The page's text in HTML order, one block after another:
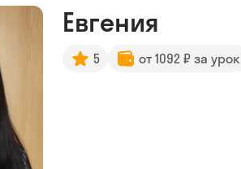
Евгения
5 от 1092 ₽ за урок